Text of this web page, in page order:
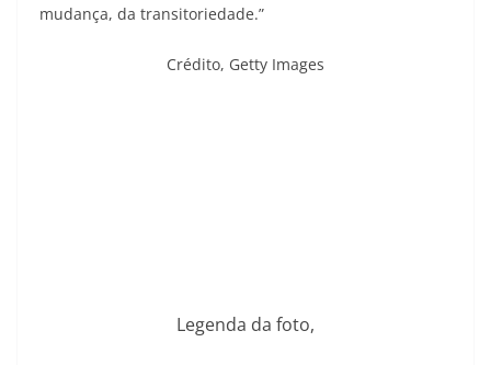
mudança, da transitoriedade.”
Crédito, Getty Images
Legenda da foto,